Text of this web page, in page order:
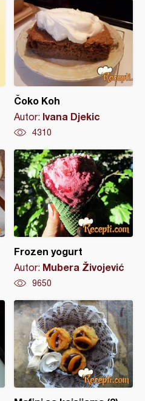
Čoko Koh
Autor: Ivana Djekic
4310
Frozen yogurt
Autor: Mubera Živojević
9650